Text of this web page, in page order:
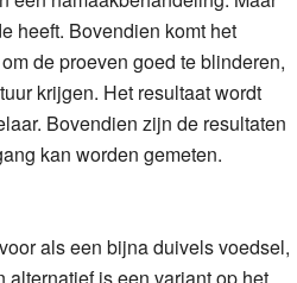
heeft. Bovendien komt het
de proeven goed te blinderen,
krijgen. Het resultaat wordt
Bovendien zijn de resultaten
kan worden gemeten.
als een bijna duivels voedsel,
is een variant op het